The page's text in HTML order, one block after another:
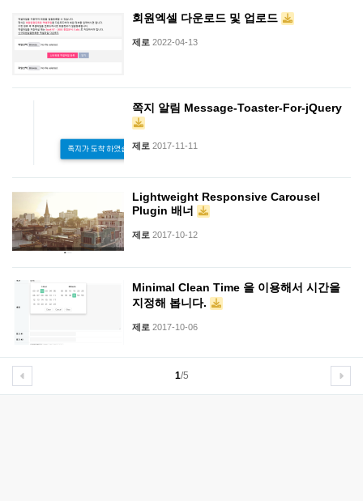
회원엑셀 다운로드 및 업로드
제로 2022-04-13
쪽지 알림 Message-Toaster-For-jQuery
제로 2017-11-11
Lightweight Responsive Carousel
Plugin 배너
제로 2017-10-12
Minimal Clean Time 을 이용해서 시간을
지정해 봅니다.
제로 2017-10-06
1/5